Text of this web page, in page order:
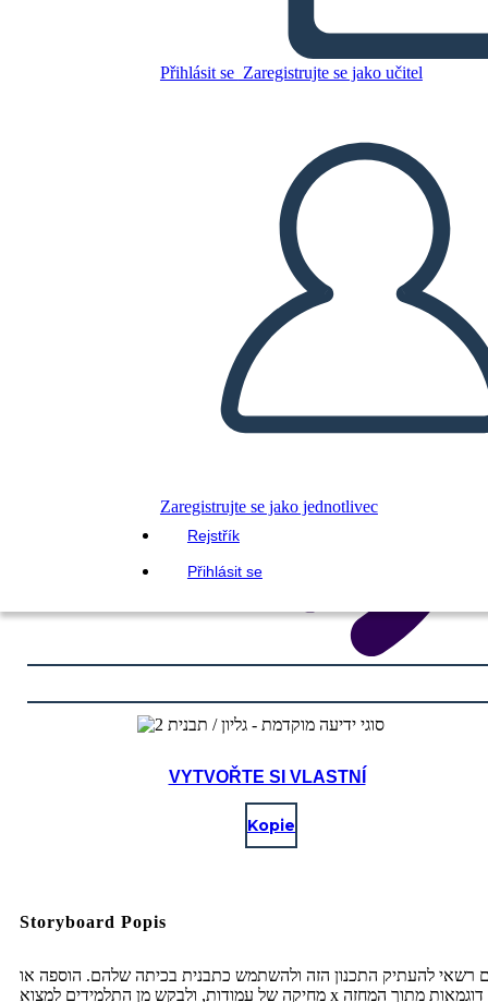
Přihlásit se Zaregistrujte se jako učitel
Zaregistrujte se jako jednotlivec
Rejstřík
Přihlásit se
PŘEHRÁT PREZENTACI
PŘEČTI MI
VYTVOŘTE SI VLASTNÍ
Kopie
Storyboard Popis
רשאי להעתיק התכנון הזה ולהשתמש כתבנית בכיתה שלהם. הוספה או
מחיקה של עמודות, ולבקש מן התלמידים למצוא x מספר דוגמאות מתוך המחזה